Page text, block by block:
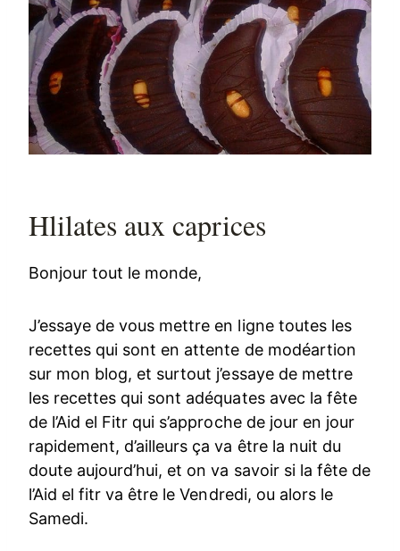
Hlilates aux caprices
Bonjour tout le monde,
J’essaye de vous mettre en ligne toutes les
recettes qui sont en attente de modéartion
sur mon blog, et surtout j’essaye de mettre
les recettes qui sont adéquates avec la fête
de l’Aid el Fitr qui s’approche de jour en jour
rapidement, d’ailleurs ça va être la nuit du
doute aujourd’hui, et on va savoir si la fête de
l’Aid el fitr va être le Vendredi, ou alors le
Samedi.